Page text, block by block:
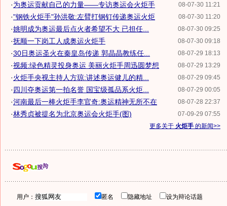
08-07-30 11:21
·为奥运贡献自己的力量——专访奥运会火炬手
08-07-30 11:20
·"钢铁火炬手"孙洪敬:左臂打钢钉传递奥运火炬
08-07-30 09:25
·姚明成为奥运最后点火者希望不大 已担任...
08-07-30 09:18
·抚顺一下岗工人成奥运火炬手
08-07-29 18:13
·30日奥运圣火在秦皇岛传递 郭晶晶教练任...
08-07-29 13:29
·视频:绿色精灵投身奥运 美丽火炬手周迅圆梦想
08-07-29 09:45
·火炬手央视主持人方琼:讲述奥运健儿的精...
08-07-29 00:05
·四川夺奥运第一拍名誉 国宝级孤品系火炬...
08-07-28 22:37
·河南最后一棒火炬手李官奇:奥运精神无所不在
07-09-29 07:55
·林秀贞被提名为北京奥运会火炬手(图)
更多关于 火炬手 的新闻>>
用户： 匿名 隐藏地址
设为辩论话题